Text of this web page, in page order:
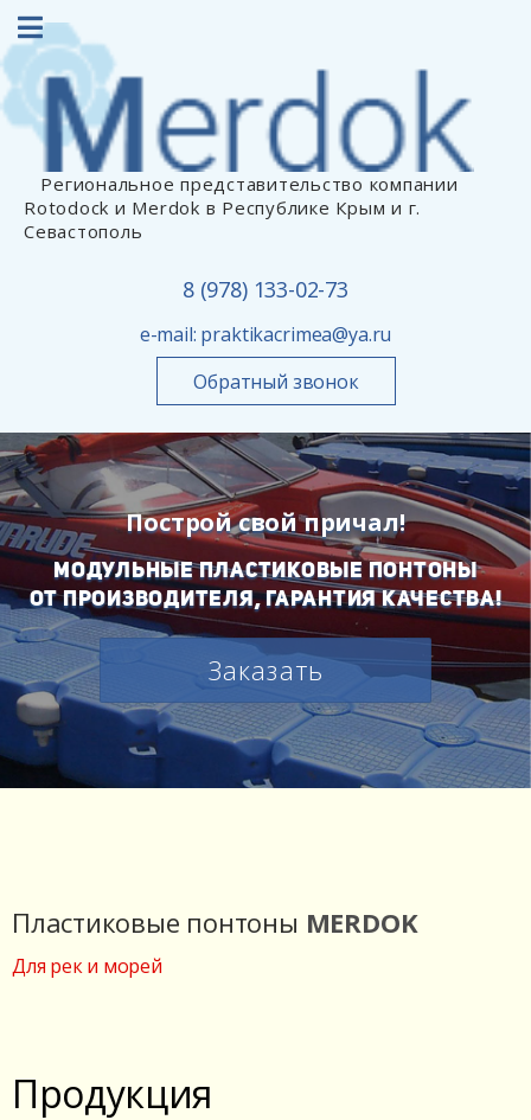
Региональное представительство компании
Rotodock и Merdok в Республике Крым и г.
Севастополь
8 (978) 133-02-73
e-mail: praktikacrimea@ya.ru
Обратный звонок
Построй свой причал!
МОДУЛЬНЫЕ ПЛАСТИКОВЫЕ ПОНТОНЫ
ОТ ПРОИЗВОДИТЕЛЯ, ГАРАНТИЯ КАЧЕСТВА!
Заказать
Пластиковые понтоны MERDOK
Для рек и морей
Продукция